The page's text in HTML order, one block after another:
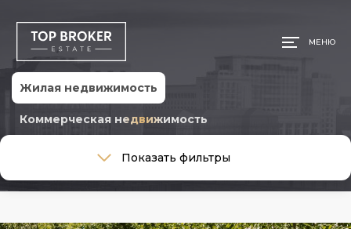
МЕНЮ
Жилая недвижимость
Коммерческая недвижимость
Тип сделки
Показать фильтры